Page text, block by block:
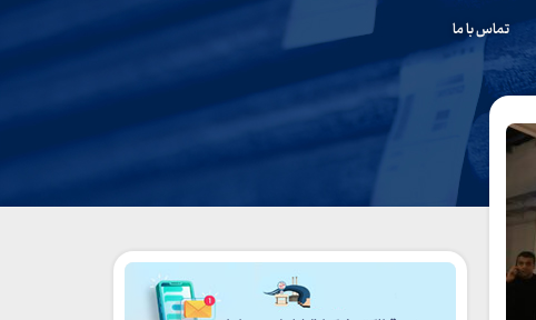
تماس با ما